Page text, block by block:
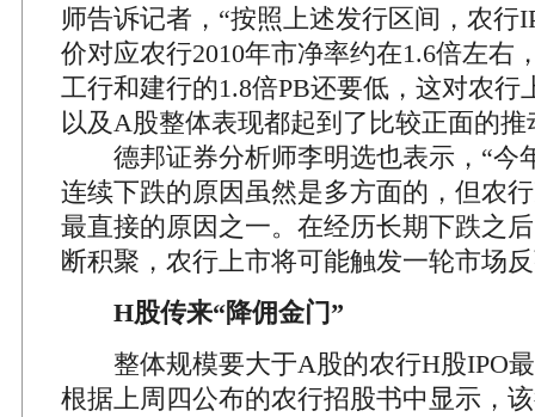
师告诉记者，“按照上述发行区间，农行
价对应农行2010年市净率约在1.6倍左右
工行和建行的1.8倍PB还要低，这对农行
以及A股整体表现都起到了比较正面的推
德邦证券分析师李明选也表示，“今
连续下跌的原因虽然是多方面的，但农
最直接的原因之一。在经历长期下跌之
断积聚，农行上市将可能触发一轮市场
H股传来“降佣金门”
整体规模要大于A股的农行H股IPO最
根据上周四公布的农行招股书中显示，